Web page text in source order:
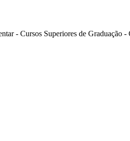
- Cursos Superiores de Graduação -